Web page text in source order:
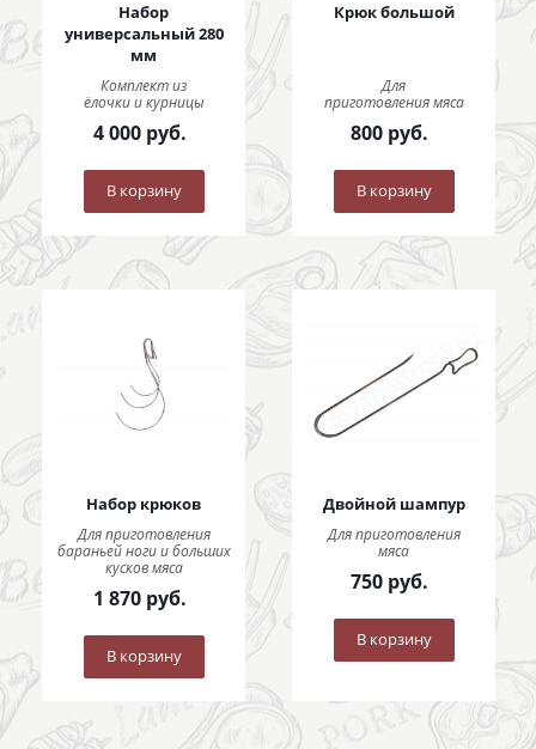
Набор
универсальный 280
мм
Комплект из
ёлочки и курницы
4 000руб.
В корзину
Крюк большой
Для
приготовления мяса
800 руб.
В корзину
Набор крюков
Для приготовления
бараньей ноги и больших
кусков мяса
1 870руб.
В корзину
Двойной шампур
Для приготовления
мяса
750 руб.
В корзину